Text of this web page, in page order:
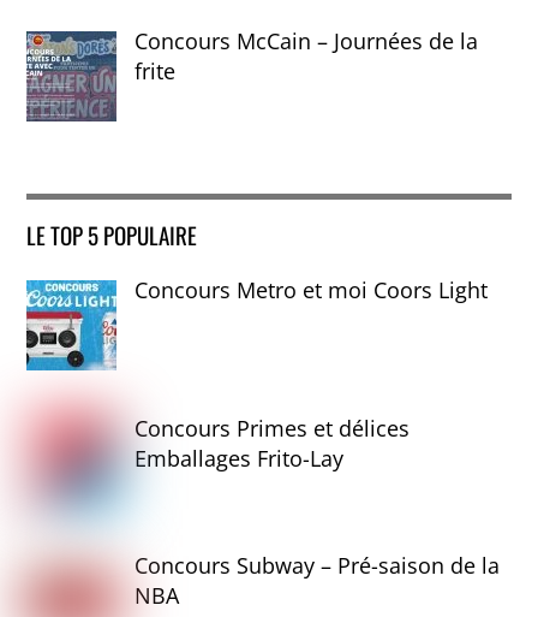
Concours McCain – Journées de la
frite
LE TOP 5 POPULAIRE
Concours Metro et moi Coors Light
Concours Primes et délices
Emballages Frito-Lay
Concours Subway – Pré-saison de la
NBA